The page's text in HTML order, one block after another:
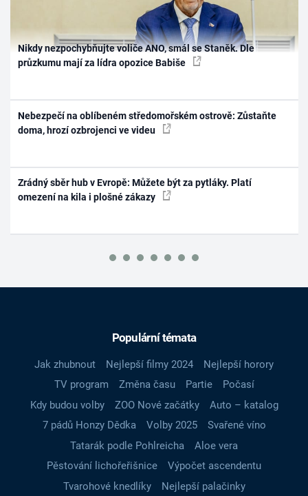
Nikdy nezpochybňujte voliče ANO, smál se Staněk. Dle
průzkumu mají za lídra opozice Babiše
Nebezpečí na oblíbeném středomořském ostrově: Zůstaňte
doma, hrozí ozbrojenci ve videu
Zrádný sběr hub v Evropě: Můžete být za pytláky. Platí
omezení na kila i plošné zákazy
Populární témata
Jak zhubnout Nejlepší filmy 2024
Nejlepší horory
TV program
Změna času Partie
Počasí
Kdy budou volby
ZOO Nové začátky
Auto – katalog
7 pádů Honzy Dědka
Volby 2025
Svařené víno
Tatarák podle Pohlreicha
Aloe vera
Pěstování lichořeřišnice
Výpočet ascendentu
Tvarohové knedlíky
Nejlepší palačinky